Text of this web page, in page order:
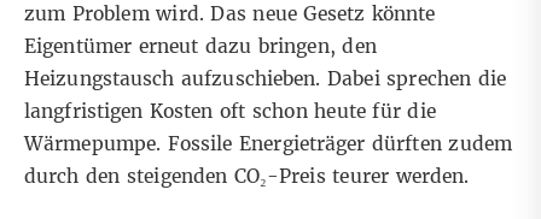
zum Problem wird. Das neue Gesetz könnte
Eigentümer erneut dazu bringen, den
Heizungstausch aufzuschieben. Dabei sprechen die
langfristigen Kosten oft schon heute für die
Wärmepumpe. Fossile Energieträger dürften zudem
durch den steigenden CO₂-Preis teurer werden.